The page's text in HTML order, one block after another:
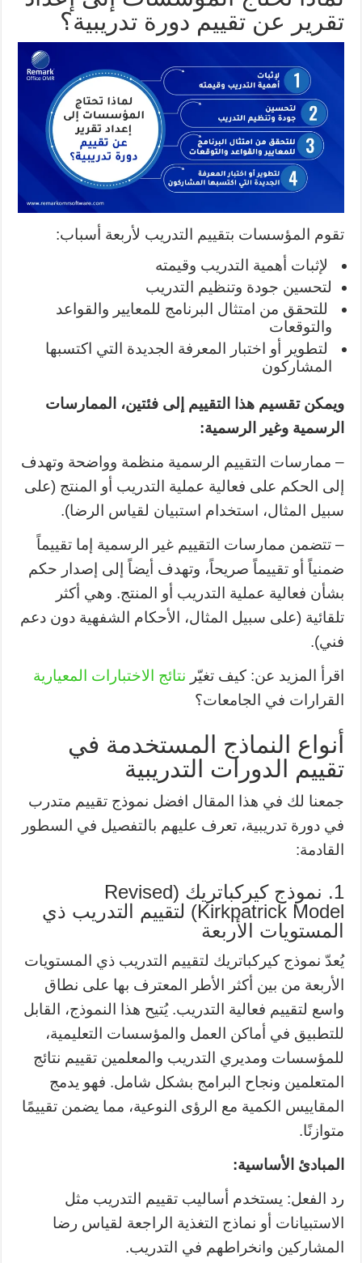
تقرير عن تقييم دورة تدريبية؟
تقوم المؤسسات بتقييم التدريب لأربعة أسباب:
لإثبات أهمية التدريب وقيمته
لتحسين جودة وتنظيم التدريب
للتحقق من امتثال البرنامج للمعايير والقواعد
والتوقعات
لتطوير أو اختبار المعرفة الجديدة التي اكتسبها
المشاركون
ويمكن تقسيم هذا التقييم إلى فئتين، الممارسات
الرسمية وغير الرسمية:
– ممارسات التقييم الرسمية منظمة وواضحة وتهدف
إلى الحكم على فعالية عملية التدريب أو المنتج (على
سبيل المثال، استخدام استبيان لقياس الرضا).
– تتضمن ممارسات التقييم غير الرسمية إما تقييماً
ضمنياً أو تقييماً صريحاً، وتهدف أيضاً إلى إصدار حكم
بشأن فعالية عملية التدريب أو المنتج. وهي أكثر
تلقائية (على سبيل المثال، الأحكام الشفهية دون دعم
فني).
اقرأ المزيد عن: كيف تغيّر نتائج الاختبارات المعيارية
القرارات في الجامعات؟
أنواع النماذج المستخدمة في
تقييم الدورات التدريبية
جمعنا لك في هذا المقال افضل نموذج تقييم متدرب
في دورة تدريبية، تعرف عليهم بالتفصيل في السطور
القادمة:
1. نموذج كيركباتريك (Revised
Kirkpatrick Model) لتقييم التدريب ذي
المستويات الأربعة
يُعدّ نموذج كيركباتريك لتقييم التدريب ذي المستويات
الأربعة من بين أكثر الأطر المعترف بها على نطاق
واسع لتقييم فعالية التدريب. يُتيح هذا النموذج، القابل
للتطبيق في أماكن العمل والمؤسسات التعليمية،
للمؤسسات ومديري التدريب والمعلمين تقييم نتائج
المتعلمين ونجاح البرامج بشكل شامل. فهو يدمج
المقاييس الكمية مع الرؤى النوعية، مما يضمن تقييمًا
متوازنًا.
المبادئ الأساسية:
رد الفعل: يستخدم أساليب تقييم التدريب مثل
الاستبيانات أو نماذج التغذية الراجعة لقياس رضا
المشاركين وانخراطهم في التدريب.